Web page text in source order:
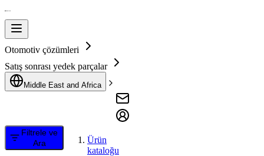
Otomotiv çözümleri
Satış sonrası yedek parçalar
Middle East and Africa
Filtrele ve
Ara
Ürün
kataloğu